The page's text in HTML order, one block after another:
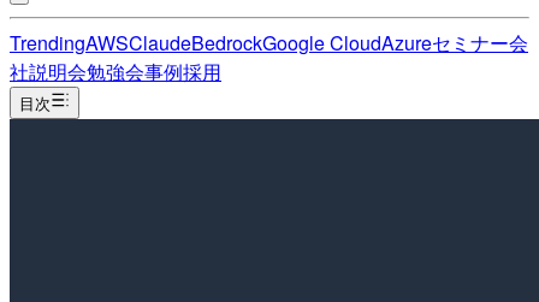
TrendingAWSClaudeBedrockGoogle CloudAzureセミナー会
社説明会勉強会事例採用
目次